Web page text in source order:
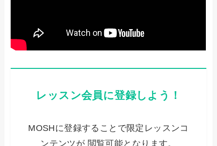
レッスン会員に登録しよう！
MOSHに登録することで限定レッスンコ
ンテンツが 閲覧可能となります。